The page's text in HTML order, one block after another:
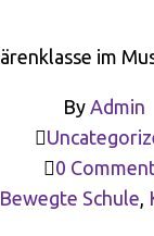
By Admin
0
Bewegte Schule